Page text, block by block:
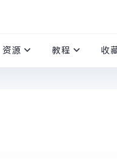
资源 教程 收